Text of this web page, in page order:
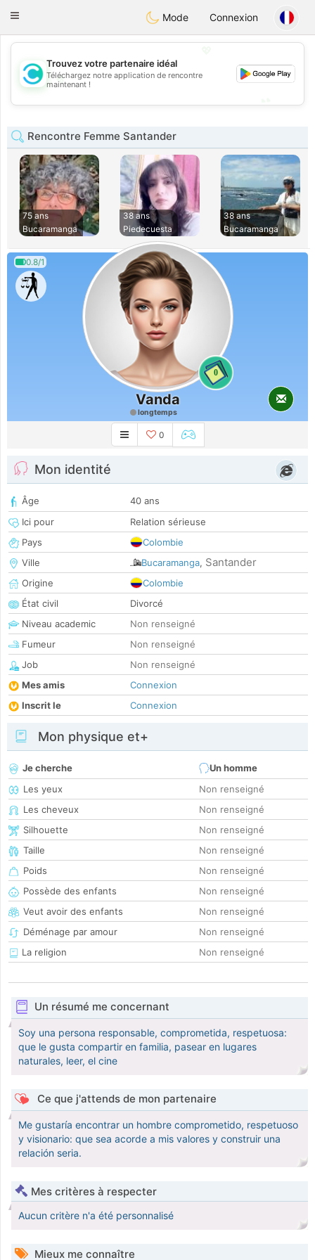
olombiaCitas
Toggle
Mode Connexion
💖
💕
Trouvez votre partenaire idéal
Téléchargez notre application de rencontre
maintenant !
Rencontre Femme Santander
75 ans
Bucaramanga
38 ans
Piedecuesta
38 ans
Bucaramanga
0.8/1
0
Vanda
longtemps
0
Mon identité
Âge
40 ans
Ici pour
Relation sérieuse
Pays
Colombie
Ville
Bucaramanga, Santander
Origine
Colombie
État civil
Divorcé
Niveau academic
Non renseigné
Fumeur
Non renseigné
Job
Non renseigné
Mes amis
Connexion
Inscrit le
Connexion
Mon physique et+
Je cherche
Un homme
Les yeux
Non renseigné
Les cheveux
Non renseigné
Silhouette
Non renseigné
Taille
Non renseigné
Poids
Non renseigné
Possède des enfants
Non renseigné
Veut avoir des enfants
Non renseigné
Déménage par amour
Non renseigné
La religion
Non renseigné
Un résumé me concernant
Soy una persona responsable, comprometida, respetuosa:
que le gusta compartir en familia, pasear en lugares
naturales, leer, el cine
Ce que j'attends de mon partenaire
Me gustaría encontrar un hombre comprometido, respetuoso
y visionario: que sea acorde a mis valores y construir una
relación seria.
Mes critères à respecter
Aucun critère n'a été personnalisé
Mieux me connaître